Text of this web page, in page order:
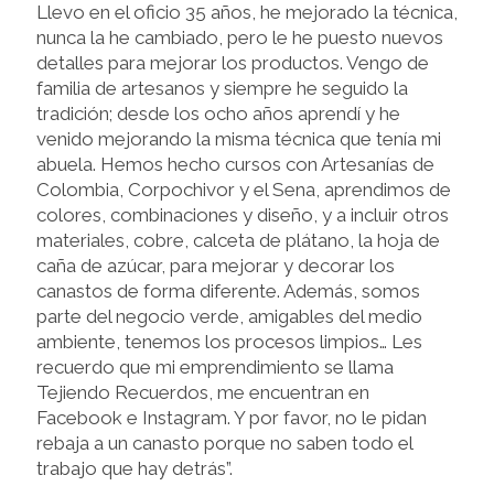
Llevo en el oficio 35 años, he mejorado la técnica,
nunca la he cambiado, pero le he puesto nuevos
detalles para mejorar los productos. Vengo de
familia de artesanos y siempre he seguido la
tradición; desde los ocho años aprendí y he
venido mejorando la misma técnica que tenía mi
abuela. Hemos hecho cursos con Artesanías de
Colombia, Corpochivor y el Sena, aprendimos de
colores, combinaciones y diseño, y a incluir otros
materiales, cobre, calceta de plátano, la hoja de
caña de azúcar, para mejorar y decorar los
canastos de forma diferente. Además, somos
parte del negocio verde, amigables del medio
ambiente, tenemos los procesos limpios… Les
recuerdo que mi emprendimiento se llama
Tejiendo Recuerdos, me encuentran en
Facebook e Instagram. Y por favor, no le pidan
rebaja a un canasto porque no saben todo el
trabajo que hay detrás”.